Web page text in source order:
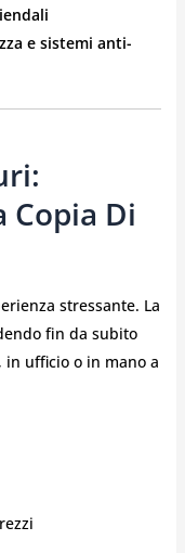
e sistemi anti-
Copia Di
stressante. La
fin da subito
in ufficio o in mano a